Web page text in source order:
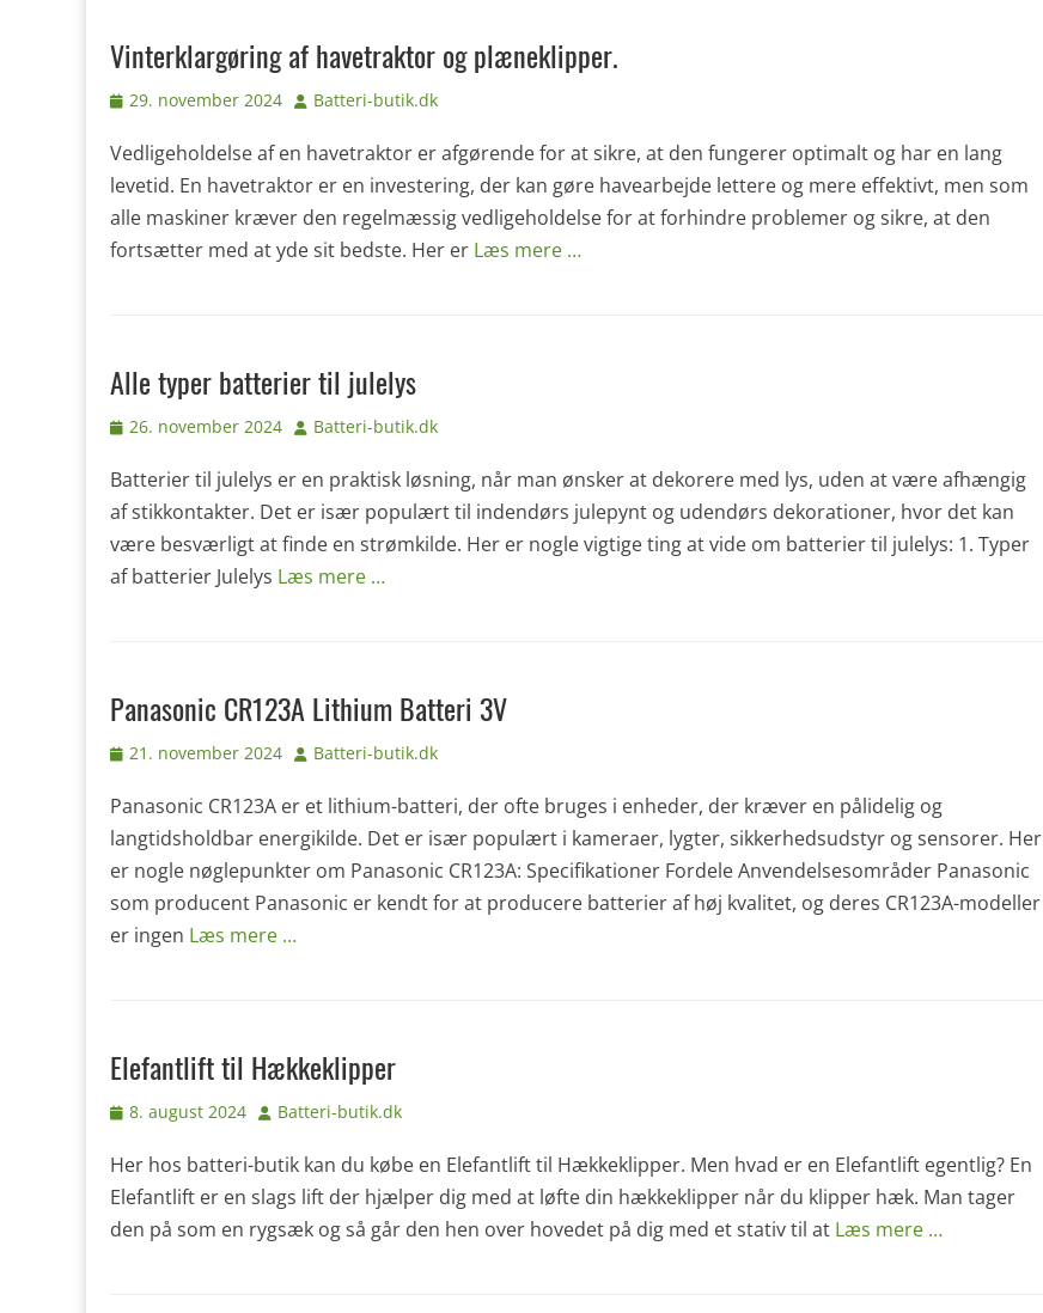
Vinterklargøring af havetraktor og plæneklipper.
Udgivet
29. november 2024 Forfatter
Batteri-butik.dk
Vedligeholdelse af en havetraktor er afgørende for at sikre, at den fungerer optimalt og har en lang
levetid. En havetraktor er en investering, der kan gøre havearbejde lettere og mere effektivt, men som
alle maskiner kræver den regelmæssig vedligeholdelse for at forhindre problemer og sikre, at den
fortsætter med at yde sit bedste. Her er Læs mere …
Alle typer batterier til julelys
Udgivet
26. november 2024 Forfatter
Batteri-butik.dk
Batterier til julelys er en praktisk løsning, når man ønsker at dekorere med lys, uden at være afhængig
af stikkontakter. Det er især populært til indendørs julepynt og udendørs dekorationer, hvor det kan
være besværligt at finde en strømkilde. Her er nogle vigtige ting at vide om batterier til julelys: 1. Typer
af batterier Julelys Læs mere …
Panasonic CR123A Lithium Batteri 3V
Udgivet
21. november 2024 Forfatter
Batteri-butik.dk
Panasonic CR123A er et lithium-batteri, der ofte bruges i enheder, der kræver en pålidelig og
langtidsholdbar energikilde. Det er især populært i kameraer, lygter, sikkerhedsudstyr og sensorer. Her
er nogle nøglepunkter om Panasonic CR123A: Specifikationer Fordele Anvendelsesområder Panasonic
som producent Panasonic er kendt for at producere batterier af høj kvalitet, og deres CR123A-modeller
er ingen Læs mere …
Elefantlift til Hækkeklipper
Udgivet
8. august 2024 Forfatter
Batteri-butik.dk
Her hos batteri-butik kan du købe en Elefantlift til Hækkeklipper. Men hvad er en Elefantlift egentlig? En
Elefantlift er en slags lift der hjælper dig med at løfte din hækkeklipper når du klipper hæk. Man tager
den på som en rygsæk og så går den hen over hovedet på dig med et stativ til at Læs mere …